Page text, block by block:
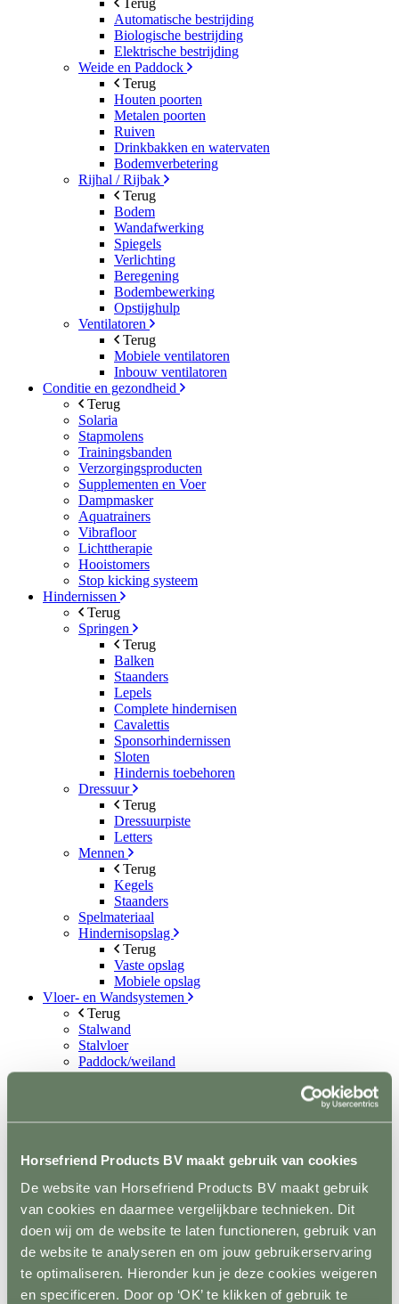
Horsefriend Products BV maakt gebruik van cookies
De website van Horsefriend Products BV maakt gebruik
van cookies en daarmee vergelijkbare technieken. Dit
doen wij om de website te laten functioneren, gebruik van
de website te analyseren en om jouw gebruikerservaring
te optimaliseren. Hieronder kun je deze cookies weigeren
en specificeren. Door op ‘OK’ te klikken of gebruik te
Terug
Automatische bestrijding
Biologische bestrijding
Elektrische bestrijding
Weide en Paddock
Terug
Houten poorten
Metalen poorten
Ruiven
Drinkbakken en watervaten
Bodemverbetering
Rijhal / Rijbak
Terug
Bodem
Wandafwerking
Spiegels
Verlichting
Beregening
Bodembewerking
Opstijghulp
Ventilatoren
Terug
Mobiele ventilatoren
Inbouw ventilatoren
Conditie en gezondheid
Terug
Solaria
Stapmolens
Trainingsbanden
Verzorgingsproducten
Supplementen en Voer
Dampmasker
Aquatrainers
Vibrafloor
Lichttherapie
Hooistomers
Stop kicking systeem
Hindernissen
Terug
Springen
Terug
Balken
Staanders
Lepels
Complete hindernisen
Cavalettis
Sponsorhindernissen
Sloten
Hindernis toebehoren
Dressuur
Terug
Dressuurpiste
Letters
Mennen
Terug
Kegels
Staanders
Spelmateriaal
Hindernisopslag
Terug
Vaste opslag
Mobiele opslag
Vloer- en Wandsystemen
Terug
Stalwand
Stalvloer
Paddock/weiland
Wasplaatsen
Stap/draf molen
Horsefloor gietvloer
Ontvetten / lijmen / Kitten
Sale
+31(0)546 639 000
info@horsefriend.nl
Webshop home
Conditie en gezondheid Supplementen en